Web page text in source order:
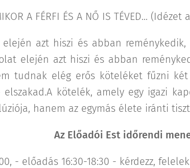
A FÉRFI ÉS A NŐ IS TÉVED...
azt hiszi és abban
elején azt hiszi és abban
tudnak elég erős köteléket fűzni
kötelék, amely egy igazi
hanem az egymás élete iránti
Az Előadói Est időrendi
- előadás 16:30-18:30 - kérdezz,